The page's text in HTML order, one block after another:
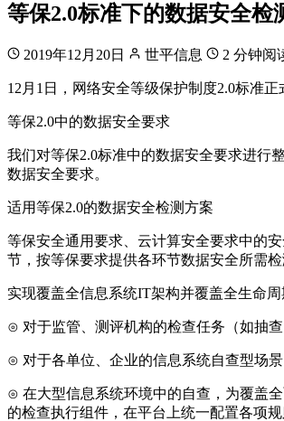
等保2.0标准下的数据安全检
2019年12月20日 世平信息 2 分钟阅
12月1日，网络安全等级保护制度2.0标准
等保2.0中的数据安全要求
我们对等保2.0标准中的数据安全要求进行
数据安全要求。
适用等保2.0的数据安全检测方案
等保安全通用要求、云计算安全要求中的
节，按等保要求提供各环节数据安全所需检
实现覆盖全信息系统IT架构并覆盖全生命周
⊙ 对于监管、测评机构的检查任务（如抽
⊙ 对于各单位、企业的信息系统自查型场
⊙ 在大型信息系统环境中的自查，为覆盖
的检查执行组件，在平台上统一配置各项